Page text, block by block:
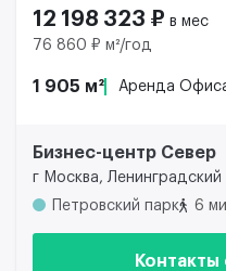
12 198 323 ₽ в мес
76 860 ₽ м²/год
1 905 м² Аренда
Бизнес-центр Север
г Москва, Ленинградский
Петровский парк
6
Контакты